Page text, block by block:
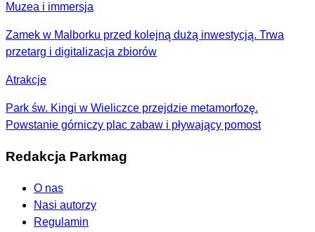
Muzea i immersja
Zamek w Malborku przed kolejną dużą inwestycją. Trwa
przetarg i digitalizacja zbiorów
Atrakcje
Park św. Kingi w Wieliczce przejdzie metamorfozę.
Powstanie górniczy plac zabaw i pływający pomost
Redakcja Parkmag
O nas
Nasi autorzy
Regulamin